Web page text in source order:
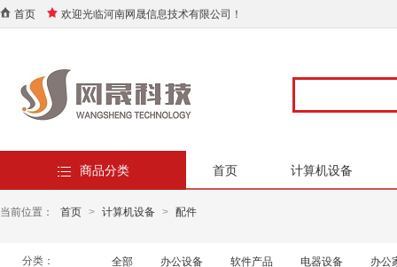
首页 欢迎光临河南网晟信息技术有限公司！
商品分类 首页 计算机设备
当前位置： 首页 > 计算机设备 > 配件
分类： 全部 办公设备 软件产品 电器设备 办公